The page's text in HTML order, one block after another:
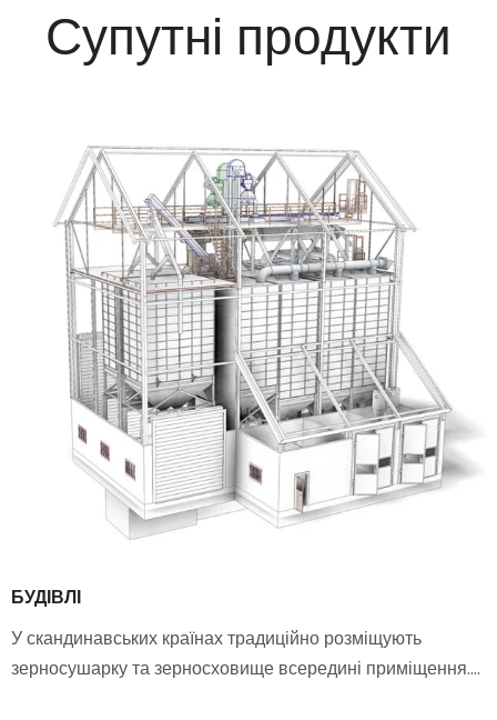
Супутні продукти
БУДІВЛІ
У скандинавських країнах традиційно розміщують
зерносушарку та зерносховище всередині приміщення.…